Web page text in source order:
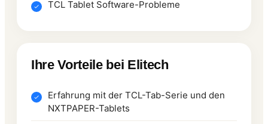
TCL Tablet Software-Probleme
Ihre Vorteile bei Elitech
Erfahrung mit der TCL-Tab-Serie und den
NXTPAPER-Tablets